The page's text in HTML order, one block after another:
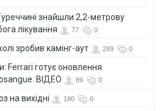
знайшли 2,2-метрову
лікування
77 0
зробив камінг-аут 289 0
Ferrari готує оновлення
ВІДЕО
89 0
на вихідні 180 0